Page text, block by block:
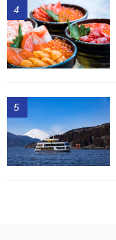
4
5